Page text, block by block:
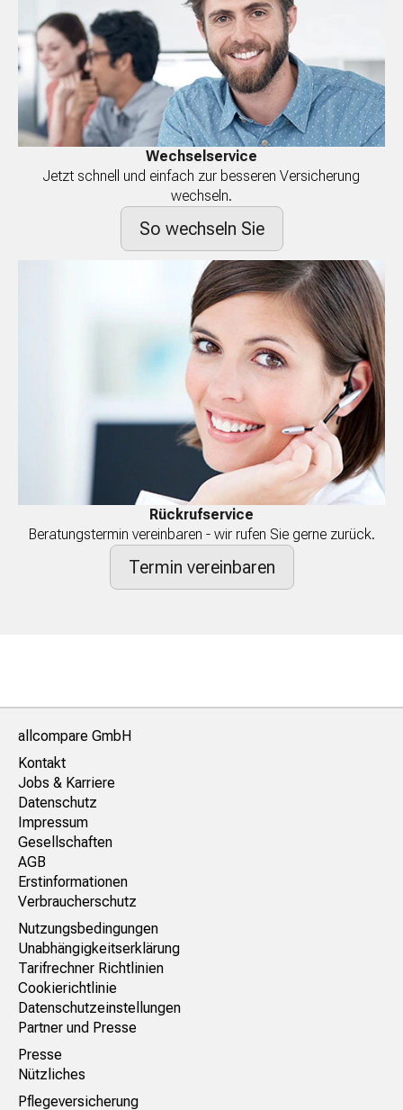
Wechselservice
Jetzt schnell und einfach zur besseren Versicherung
wechseln.
So wechseln Sie
Rückrufservice
Beratungstermin vereinbaren - wir rufen Sie gerne zurück.
Termin vereinbaren
allcompare GmbH
Kontakt
Jobs & Karriere
Datenschutz
Impressum
Gesellschaften
AGB
Erstinformationen
Verbraucherschutz
Nutzungsbedingungen
Unabhängigkeitserklärung
Tarifrechner Richtlinien
Cookierichtlinie
Datenschutzeinstellungen
Partner und Presse
Presse
Nützliches
Pflegeversicherung